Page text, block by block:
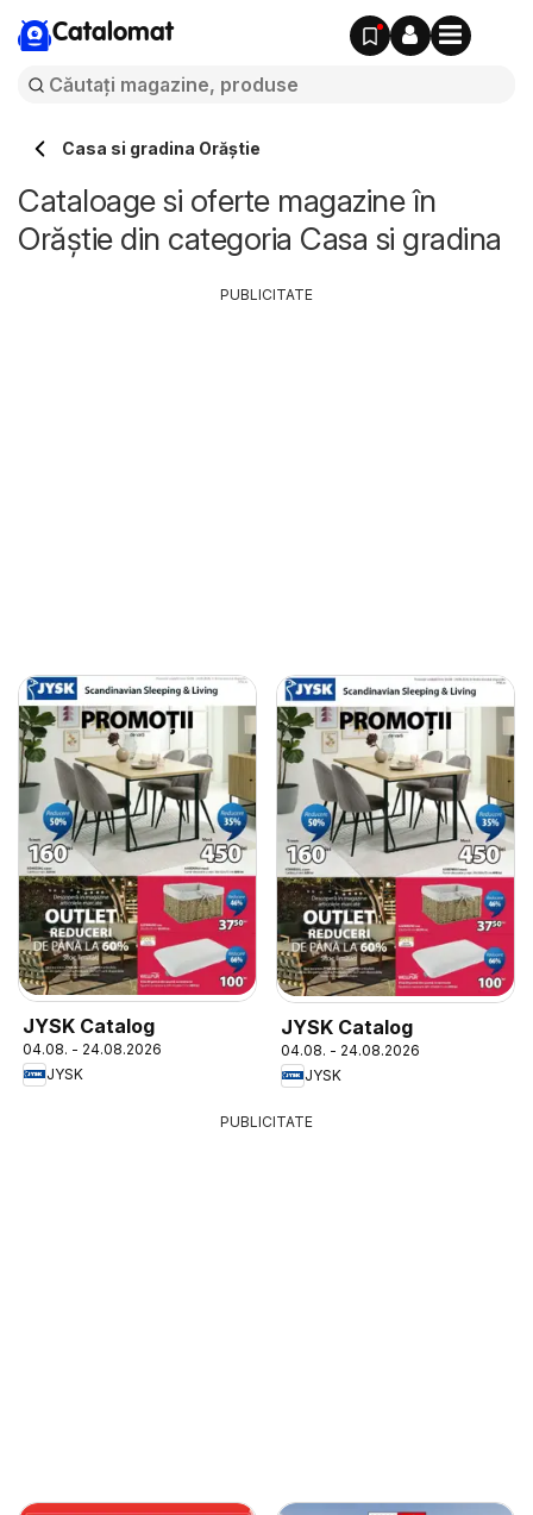
Catalomat
Casa si gradina Orăştie
Cataloage si oferte magazine în
Orăştie din categoria Casa si gradina
JYSK Catalog
04.08. - 24.08.2026
JYSK
JYSK Catalog
04.08. - 24.08.2026
JYSK
PUBLICITATE
PUBLICITATE